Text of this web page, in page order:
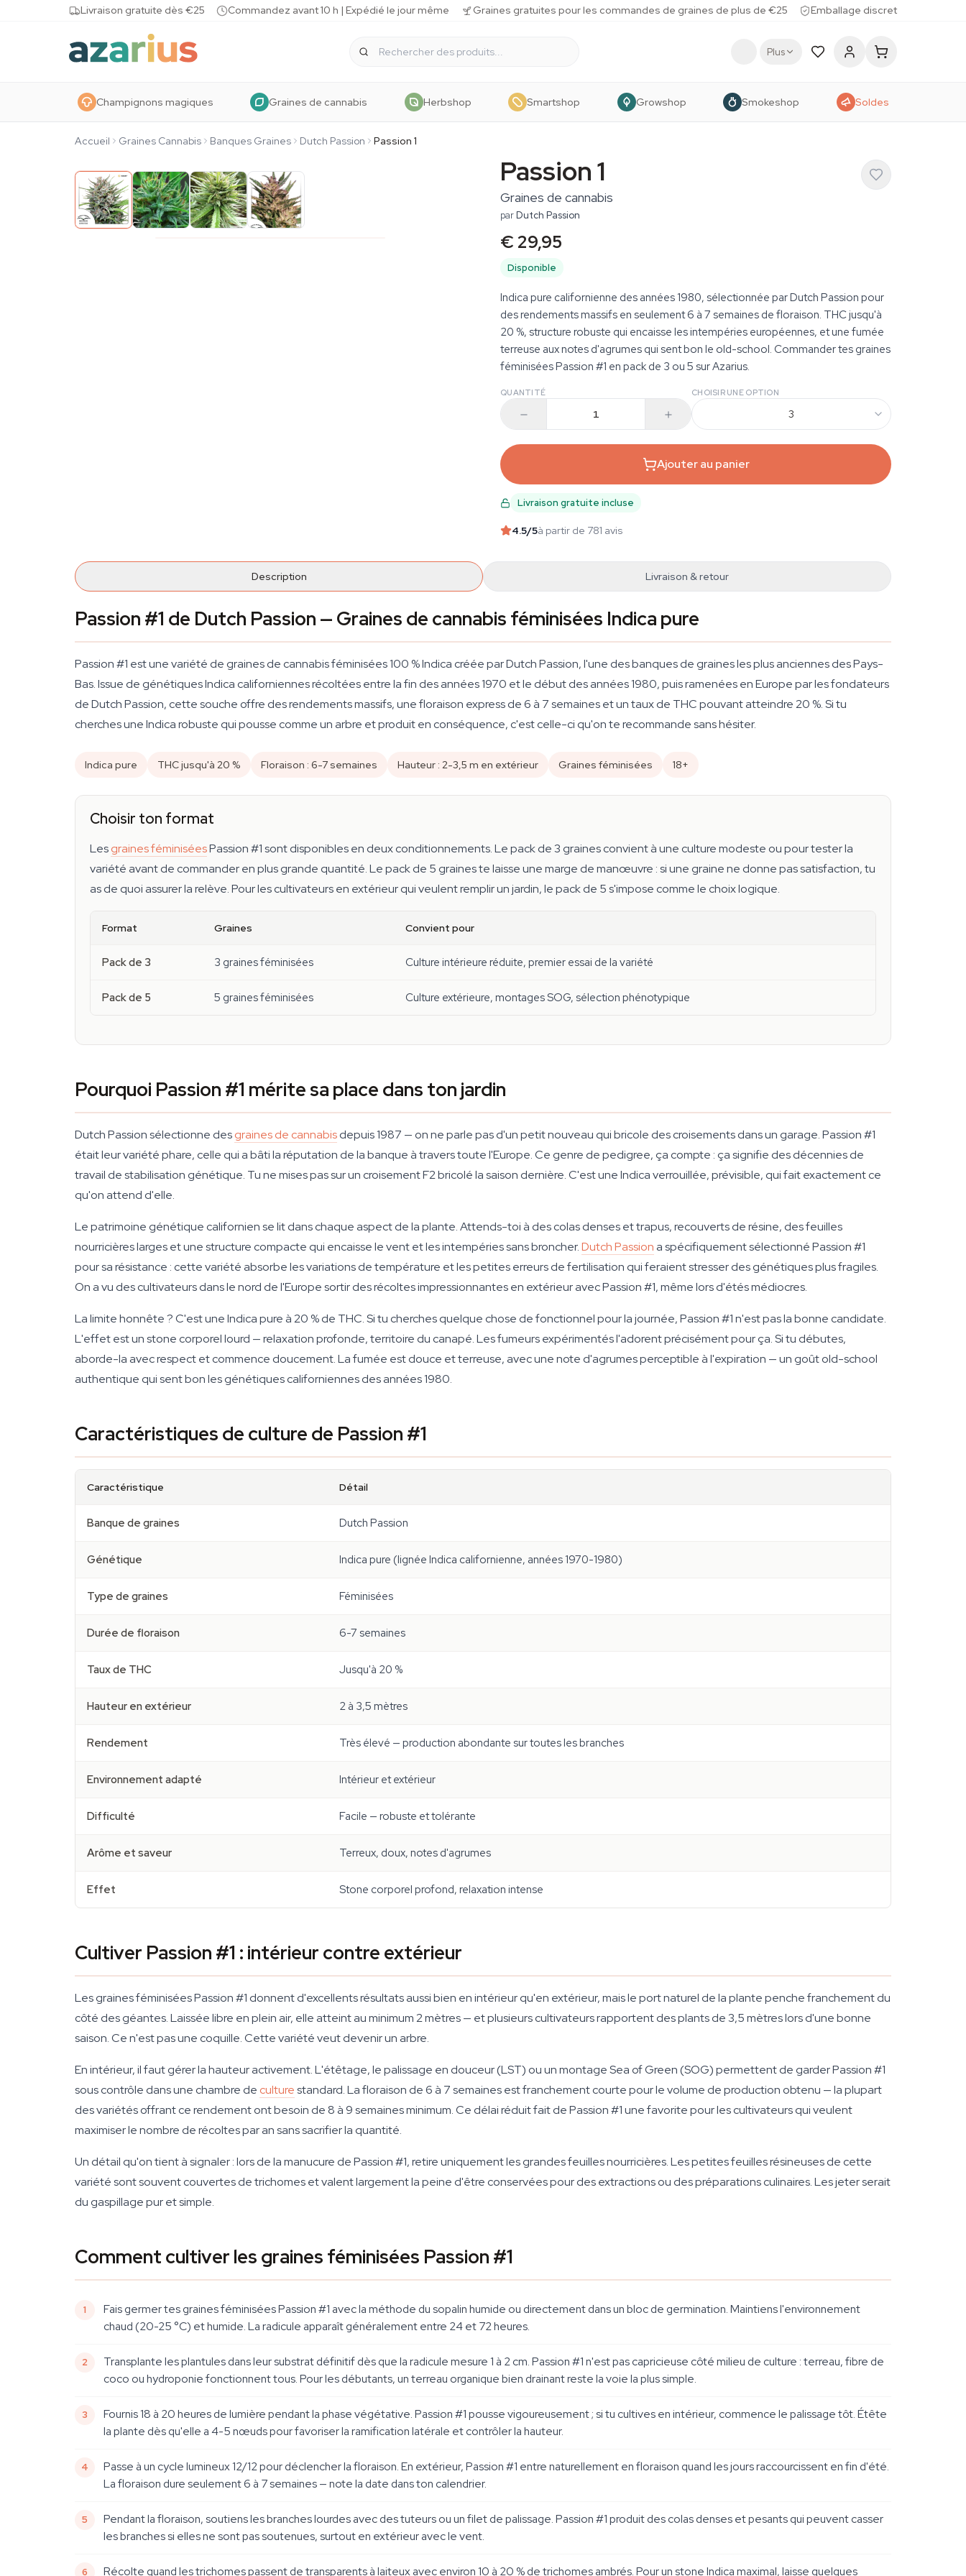
Skip to contentLivraison gratuite dès €25 Commandez avant 10 h | Expédié le jour même Graines gratuites pour les commandes de graines de plus de €25 Emballage discret
Plus
Champignons magiques Graines de cannabis Herbshop Smartshop Growshop Smokeshop Soldes
Accueil Graines Cannabis Banques Graines Dutch Passion Passion 1
Passion 1
Graines de cannabis
parDutch Passion
€ 29,95
Disponible
Indica pure californienne des années 1980, sélectionnée par Dutch Passion pour
des rendements massifs en seulement 6 à 7 semaines de floraison. THC jusqu'à
20 %, structure robuste qui encaisse les intempéries européennes, et une fumée
terreuse aux notes d'agrumes qui sent bon le old-school. Commander tes graines
féminisées Passion #1 en pack de 3 ou 5 sur Azarius.
QUANTITÉ CHOISIR UNE OPTION
3
Ajouter au panier
Livraison gratuite incluse
4.5/5à partir de 781 avis
Description Livraison & retour
Passion #1 de Dutch Passion — Graines de cannabis féminisées Indica pure
Passion #1 est une variété de graines de cannabis féminisées 100 % Indica créée par Dutch Passion, l'une des banques de graines les plus anciennes des Pays-
Bas. Issue de génétiques Indica californiennes récoltées entre la fin des années 1970 et le début des années 1980, puis ramenées en Europe par les fondateurs
de Dutch Passion, cette souche offre des rendements massifs, une floraison express de 6 à 7 semaines et un taux de THC pouvant atteindre 20 %. Si tu
cherches une Indica robuste qui pousse comme un arbre et produit en conséquence, c'est celle-ci qu'on te recommande sans hésiter.
Indica pure THC jusqu'à 20 % Floraison : 6-7 semaines Hauteur : 2-3,5 m en extérieur Graines féminisées 18+
Choisir ton format
Lesgraines féminiséesPassion #1 sont disponibles en deux conditionnements. Le pack de 3 graines convient à une culture modeste ou pour tester la
variété avant de commander en plus grande quantité. Le pack de 5 graines te laisse une marge de manœuvre : si une graine ne donne pas satisfaction, tu
as de quoi assurer la relève. Pour les cultivateurs en extérieur qui veulent remplir un jardin, le pack de 5 s'impose comme le choix logique.
Format Graines Convient pour
Pack de 3 3 graines féminisées Culture intérieure réduite, premier essai de la variété
Pack de 5 5 graines féminisées Culture extérieure, montages SOG, sélection phénotypique
Pourquoi Passion #1 mérite sa place dans ton jardin
Dutch Passion sélectionne desgraines de cannabisdepuis 1987 — on ne parle pas d'un petit nouveau qui bricole des croisements dans un garage. Passion #1
était leur variété phare, celle qui a bâti la réputation de la banque à travers toute l'Europe. Ce genre de pedigree, ça compte : ça signifie des décennies de
travail de stabilisation génétique. Tu ne mises pas sur un croisement F2 bricolé la saison dernière. C'est une Indica verrouillée, prévisible, qui fait exactement ce
qu'on attend d'elle.
Le patrimoine génétique californien se lit dans chaque aspect de la plante. Attends-toi à des colas denses et trapus, recouverts de résine, des feuilles
nourricières larges et une structure compacte qui encaisse le vent et les intempéries sans broncher.Dutch Passiona spécifiquement sélectionné Passion #1
pour sa résistance : cette variété absorbe les variations de température et les petites erreurs de fertilisation qui feraient stresser des génétiques plus fragiles.
On a vu des cultivateurs dans le nord de l'Europe sortir des récoltes impressionnantes en extérieur avec Passion #1, même lors d'étés médiocres.
La limite honnête ? C'est une Indica pure à 20 % de THC. Si tu cherches quelque chose de fonctionnel pour la journée, Passion #1 n'est pas la bonne candidate.
L'effet est un stone corporel lourd — relaxation profonde, territoire du canapé. Les fumeurs expérimentés l'adorent précisément pour ça. Si tu débutes,
aborde-la avec respect et commence doucement. La fumée est douce et terreuse, avec une note d'agrumes perceptible à l'expiration — un goût old-school
authentique qui sent bon les génétiques californiennes des années 1980.
Caractéristiques de culture de Passion #1
Caractéristique Détail
Banque de graines Dutch Passion
Génétique Indica pure (lignée Indica californienne, années 1970-1980)
Type de graines Féminisées
Durée de floraison 6-7 semaines
Taux de THC Jusqu'à 20 %
Hauteur en extérieur 2 à 3,5 mètres
Rendement Très élevé — production abondante sur toutes les branches
Environnement adapté Intérieur et extérieur
Difficulté Facile — robuste et tolérante
Arôme et saveur Terreux, doux, notes d'agrumes
Effet Stone corporel profond, relaxation intense
Cultiver Passion #1 : intérieur contre extérieur
Les graines féminisées Passion #1 donnent d'excellents résultats aussi bien en intérieur qu'en extérieur, mais le port naturel de la plante penche franchement du
côté des géantes. Laissée libre en plein air, elle atteint au minimum 2 mètres — et plusieurs cultivateurs rapportent des plants de 3,5 mètres lors d'une bonne
saison. Ce n'est pas une coquille. Cette variété veut devenir un arbre.
En intérieur, il faut gérer la hauteur activement. L'étêtage, le palissage en douceur (LST) ou un montage Sea of Green (SOG) permettent de garder Passion #1
sous contrôle dans une chambre de culturestandard. La floraison de 6 à 7 semaines est franchement courte pour le volume de production obtenu — la plupart
des variétés offrant ce rendement ont besoin de 8 à 9 semaines minimum. Ce délai réduit fait de Passion #1 une favorite pour les cultivateurs qui veulent
maximiser le nombre de récoltes par an sans sacrifier la quantité.
Un détail qu'on tient à signaler : lors de la manucure de Passion #1, retire uniquement les grandes feuilles nourricières. Les petites feuilles résineuses de cette
variété sont souvent couvertes de trichomes et valent largement la peine d'être conservées pour des extractions ou des préparations culinaires. Les jeter serait
du gaspillage pur et simple.
Comment cultiver les graines féminisées Passion #1
Fais germer tes graines féminisées Passion #1 avec la méthode du sopalin humide ou directement dans un bloc de germination. Maintiens l'environnement
chaud (20-25 °C) et humide. La radicule apparaît généralement entre 24 et 72 heures.
Transplante les plantules dans leur substrat définitif dès que la radicule mesure 1 à 2 cm. Passion #1 n'est pas capricieuse côté milieu de culture : terreau, fibre de
coco ou hydroponie fonctionnent tous. Pour les débutants, un terreau organique bien drainant reste la voie la plus simple.
Fournis 18 à 20 heures de lumière pendant la phase végétative. Passion #1 pousse vigoureusement ; si tu cultives en intérieur, commence le palissage tôt. Étête
la plante dès qu'elle a 4-5 nœuds pour favoriser la ramification latérale et contrôler la hauteur.
Passe à un cycle lumineux 12/12 pour déclencher la floraison. En extérieur, Passion #1 entre naturellement en floraison quand les jours raccourcissent en fin d'été.
La floraison dure seulement 6 à 7 semaines — note la date dans ton calendrier.
Pendant la floraison, soutiens les branches lourdes avec des tuteurs ou un filet de palissage. Passion #1 produit des colas denses et pesants qui peuvent casser
les branches si elles ne sont pas soutenues, surtout en extérieur avec le vent.
Récolte quand les trichomes passent de transparents à laiteux avec environ 10 à 20 % de trichomes ambrés. Pour un stone Indica maximal, laisse quelques